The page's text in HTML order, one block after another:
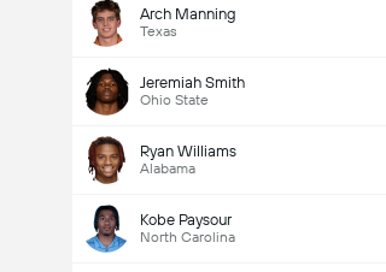
Arch Manning
Texas
Jeremiah Smith
Ohio State
Ryan Williams
Alabama
Kobe Paysour
North Carolina